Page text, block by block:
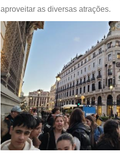
aproveitar as diversas atrações.